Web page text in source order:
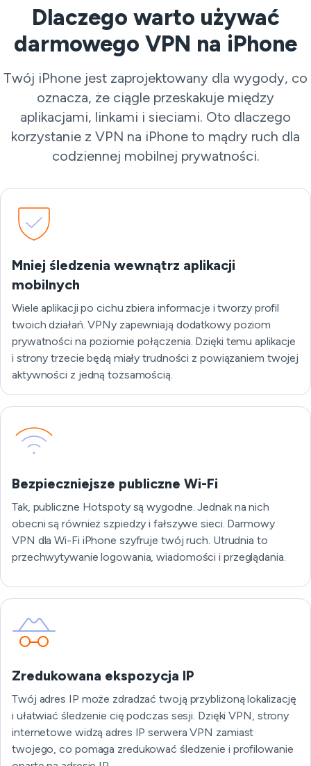
Dlaczego warto używać
darmowego VPN na iPhone
Twój iPhone jest zaprojektowany dla wygody, co
oznacza, że ciągle przeskakuje między
aplikacjami, linkami i sieciami. Oto dlaczego
korzystanie z VPN na iPhone to mądry ruch dla
codziennej mobilnej prywatności.
Mniej śledzenia wewnątrz aplikacji
mobilnych
Wiele aplikacji po cichu zbiera informacje i tworzy profil
twoich działań. VPNy zapewniają dodatkowy poziom
prywatności na poziomie połączenia. Dzięki temu aplikacje
i strony trzecie będą miały trudności z powiązaniem twojej
aktywności z jedną tożsamością.
Bezpieczniejsze publiczne Wi-Fi
Tak, publiczne Hotspoty są wygodne. Jednak na nich
obecni są również szpiedzy i fałszywe sieci. Darmowy
VPN dla Wi-Fi iPhone szyfruje twój ruch. Utrudnia to
przechwytywanie logowania, wiadomości i przeglądania.
Zredukowana ekspozycja IP
Twój adres IP może zdradzać twoją przybliżoną lokalizację
i ułatwiać śledzenie cię podczas sesji. Dzięki VPN, strony
internetowe widzą adres IP serwera VPN zamiast
twojego, co pomaga zredukować śledzenie i profilowanie